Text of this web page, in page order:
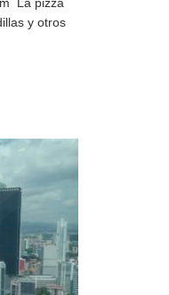
y otros